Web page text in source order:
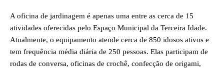
A oficina de jardinagem é apenas uma entre as cerca de 15
atividades oferecidas pelo Espaço Municipal da Terceira Idade.
Atualmente, o equipamento atende cerca de 850 idosos ativos e
tem frequência média diária de 250 pessoas. Elas participam de
rodas de conversa, oficinas de crochê, confecção de origami,